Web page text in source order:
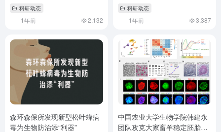
科研动态
1年前 2,132
科研动态
1年前 3,387
森环森保所发现新型松叶蜂病
毒为生物防治添“利器”
中国农业大学生物学院韩建永
团队攻克大家畜羊稳定胚胎上